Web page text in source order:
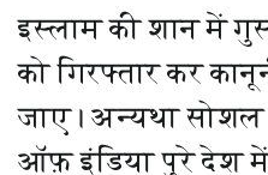
इस्लाम की शान में
को गिरफ्तार कर
जाए। अन्यथा सोशल
ऑफ़ इंडिया पुरे देश